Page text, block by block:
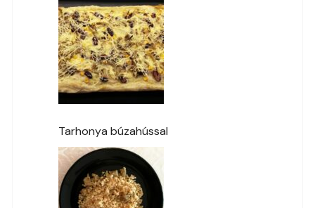
Tarhonya búzahússal